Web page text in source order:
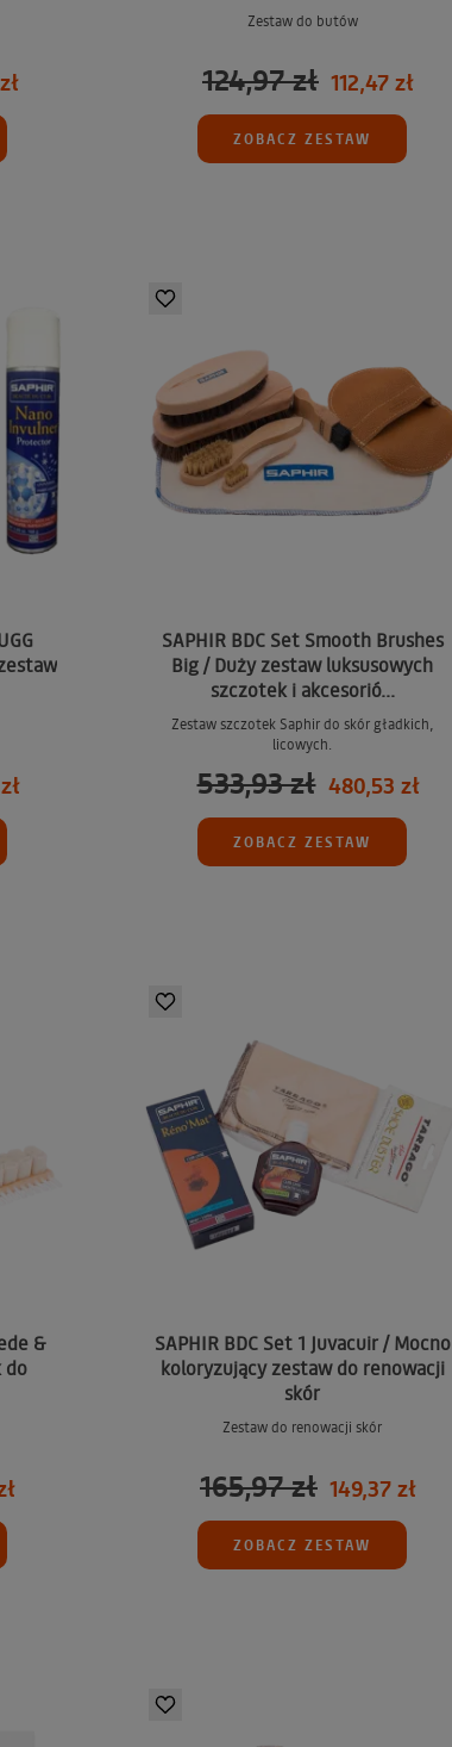
Zestaw do butów
124,97 zł 112,47 zł
ZOBACZ ZESTAW
SAPHIR BDC Set Smooth Brushes
Big / Duży zestaw luksusowych
szczotek i akcesorió...
Zestaw szczotek Saphir do skór gładkich,
licowych.
533,93 zł 480,53 zł
ZOBACZ ZESTAW
&
do
SAPHIR BDC Set 1 Juvacuir / Mocno
koloryzujący zestaw do renowacji
skór
Zestaw do renowacji skór
165,97 zł 149,37 zł
ZOBACZ ZESTAW